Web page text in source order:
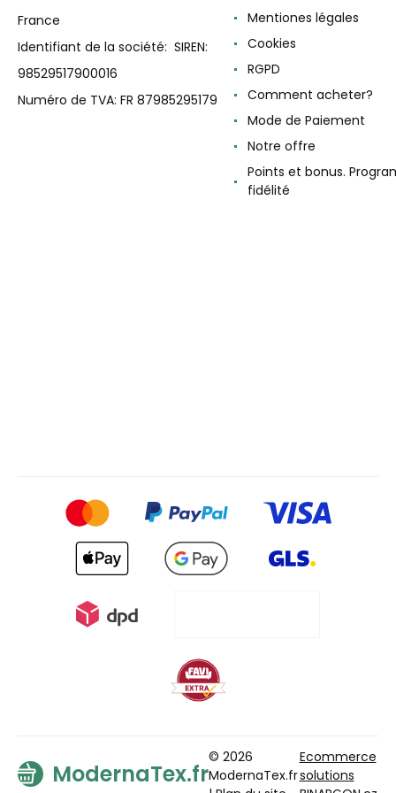
France
Identifiant de la société: SIREN:
98529517900016
Numéro de TVA: FR 87985295179
Mentiones légales
Cookies
RGPD
Comment acheter?
Mode de Paiement
Notre offre
Points et bonus.
fidélité
ModernaTex.fr
© 2026
ModernaTex.fr
Ecommerce
solutions